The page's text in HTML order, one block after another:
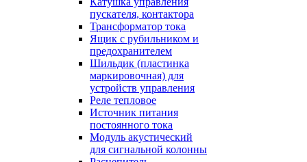
пускателя, контактора
Трансформатор тока
Ящик с рубильником и
предохранителем
Шильдик (пластинка
маркировочная) для
устройств управления
Реле тепловое
Источник питания
постоянного тока
Модуль акустический
для сигнальной колонны